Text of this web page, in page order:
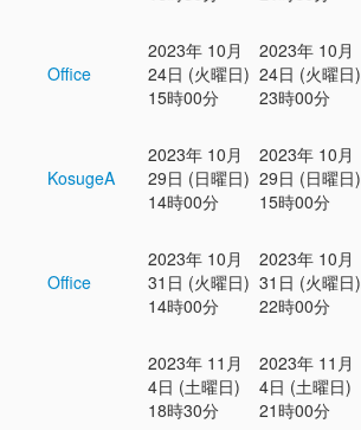
Office
2023年 10月
24日 (火曜日)
15時00分
2023年 10月
24日 (火曜日)
23時00分
KosugeA
2023年 10月
29日 (日曜日)
14時00分
2023年 10月
29日 (日曜日)
15時00分
Office
2023年 10月
31日 (火曜日)
14時00分
2023年 10月
31日 (火曜日)
22時00分
2023年 11月
4日 (土曜日)
18時30分
2023年 11月
4日 (土曜日)
21時00分